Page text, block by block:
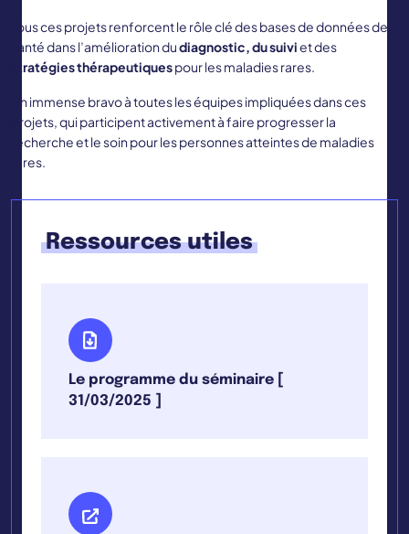
Tous ces projets renforcent le rôle clé des bases de données de
santé dans l’amélioration dudiagnostic, du suiviet des
stratégies thérapeutiquespour les maladies rares.
Un immense bravo à toutes les équipes impliquées dans ces
projets, qui participent activement à faire progresser la
recherche et le soin pour les personnes atteintes de maladies
rares.
Ressources utiles
Le programme du séminaire [
31/03/2025 ]